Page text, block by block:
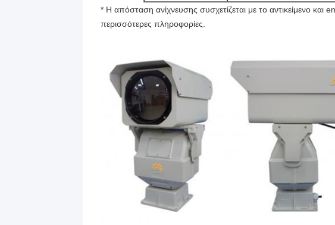
* Η απόσταση ανίχνευσης συσχετίζεται με το αντικείμενο
περισσότερες πληροφορίες.